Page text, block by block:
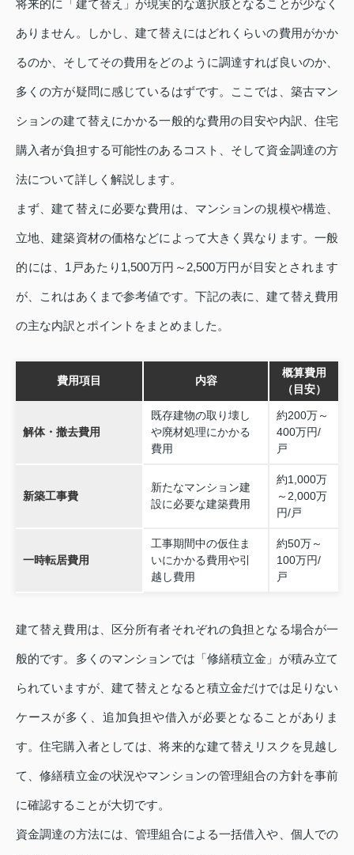
将来的に「建て替え」が現実的な選択肢となることが少なく
ありません。しかし、建て替えにはどれくらいの費用がかか
るのか、そしてその費用をどのように調達すれば良いのか、
多くの方が疑問に感じているはずです。ここでは、築古マン
ションの建て替えにかかる一般的な費用の目安や内訳、住宅
購入者が負担する可能性のあるコスト、そして資金調達の方
法について詳しく解説します。
まず、建て替えに必要な費用は、マンションの規模や構造、
立地、建築資材の価格などによって大きく異なります。一般
的には、1戸あたり1,500万円～2,500万円が目安とされます
が、これはあくまで参考値です。下記の表に、建て替え費用
の主な内訳とポイントをまとめました。
費用項目 内容
概算費用
（目安）
解体・撤去費用
既存建物の取り壊し
や廃材処理にかかる
費用
約200万～
400万円/
戸
新築工事費
新たなマンション建
設に必要な建築費用
約1,000万
～2,000万
円/戸
一時転居費用
工事期間中の仮住ま
いにかかる費用や引
越し費用
約50万～
100万円/
戸
建て替え費用は、区分所有者それぞれの負担となる場合が一
般的です。多くのマンションでは「修繕積立金」が積み立て
られていますが、建て替えとなると積立金だけでは足りない
ケースが多く、追加負担や借入が必要となることがありま
す。住宅購入者としては、将来的な建て替えリスクを見越し
て、修繕積立金の状況やマンションの管理組合の方針を事前
に確認することが大切です。
資金調達の方法には、管理組合による一括借入や、個人での